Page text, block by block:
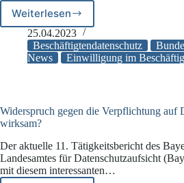
Weiterlesen
Neue
Regelungen
zum
Beschäftigtendatenschutz
25.04.2023
Beschäftigtendatenschutz
News
Einwilligung im
Widerspruch gegen die Verpflichtung auf
wirksam?
Der aktuelle 11. Tätigkeitsbericht des
Landesamtes für Datenschutzaufsicht
mit diesem interessanten…